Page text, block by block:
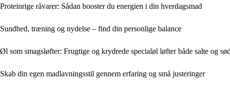
Proteinrige råvarer: Sådan booster du energien i din hverdagsmad
Sundhed, træning og nydelse – find din personlige balance
Øl som smagsløfter: Frugtige og krydrede specialøl løfter både salte og
Skab din egen madlavningsstil gennem erfaring og små justeringer